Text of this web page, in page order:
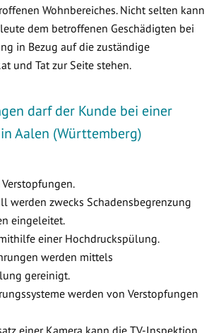
Wohnbereiches. Nicht selten kann
dem betroffenen Geschädigten bei
in Bezug auf die zuständige
und Tat zur Seite stehen.
darf der Kunde bei einer
Aalen (Württemberg)
werden zwecks Schadensbegrenzung
eingeleitet.
einer Hochdruckspülung.
werden mittels
gereinigt.
werden von Verstopfungen